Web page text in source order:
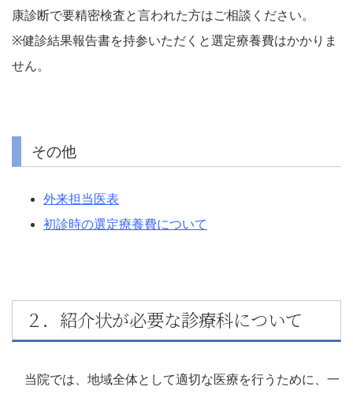
康診断で要精密検査と言われた方はご相談ください。
※健診結果報告書を持参いただくと選定療養費はかかりま
せん。
その他
外来担当医表
初診時の選定療養費について
２．紹介状が必要な診療科について
当院では、地域全体として適切な医療を行うために、一